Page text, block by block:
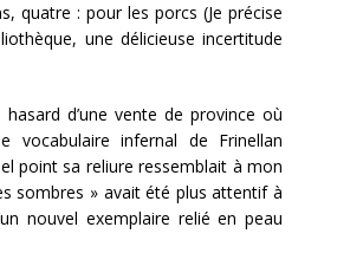
quatre : pour les porcs (Je précise
une délicieuse incertitude
d’une vente de province où
infernal de Frinellan
point sa reliure ressemblait à mon
sombres » avait été plus attentif à
nouvel exemplaire relié en peau